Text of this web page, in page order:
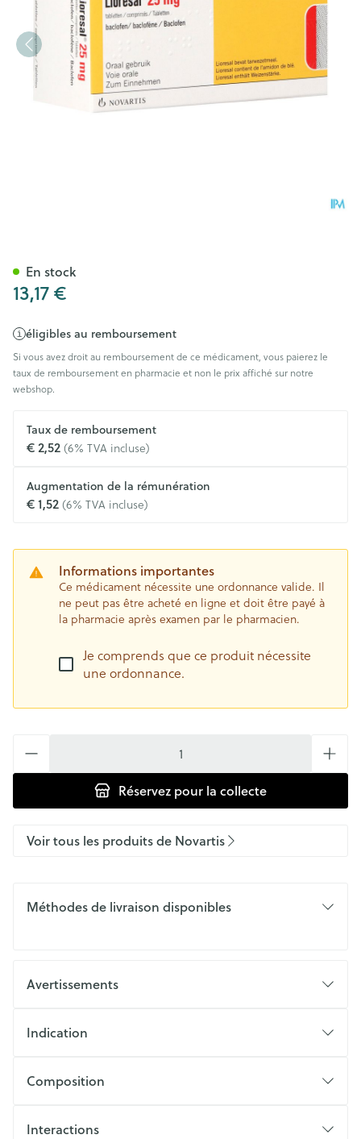
13,17 €
éligibles au remboursement
Si vous avez droit au remboursement de ce médicament, vous paierez le
taux de remboursement en pharmacie et non le prix affiché sur notre
webshop.
Taux de remboursement
€ 2,52 (6% TVA incluse)
Augmentation de la rémunération
€ 1,52 (6% TVA incluse)
Informations importantes
Ce médicament nécessite une ordonnance valide. Il
ne peut pas être acheté en ligne et doit être payé à
la pharmacie après examen par le pharmacien.
Je comprends que ce produit nécessite
une ordonnance.
Réservez pour la collecte
En stock
Voir tous les produits de Novartis
Méthodes de livraison disponibles
Avertissements
Indication
Composition
Interactions